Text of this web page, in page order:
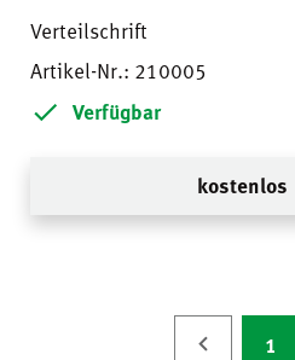
Verteilschrift
Artikel-Nr.: 210005
Verfügbar
kostenlos
1